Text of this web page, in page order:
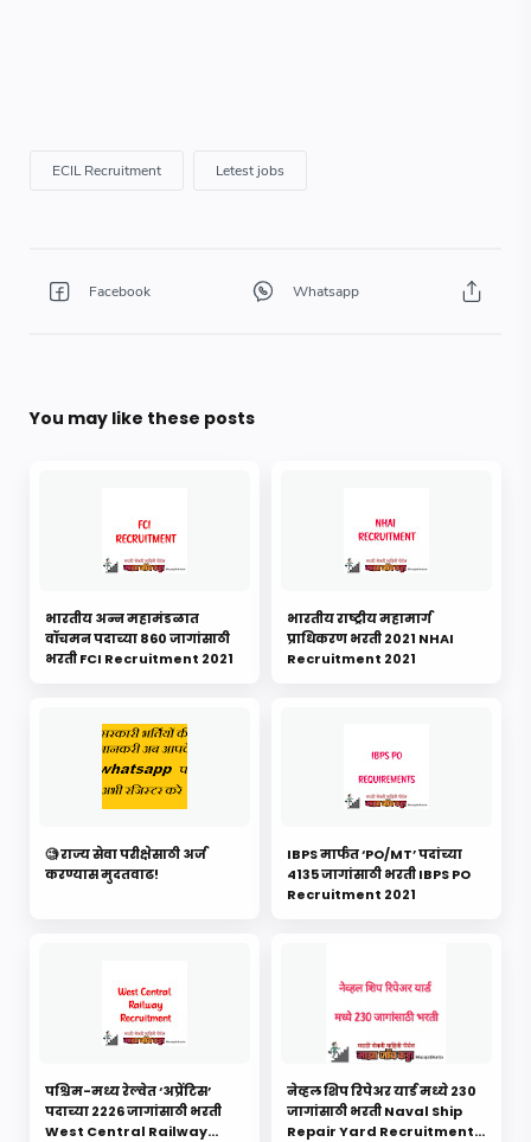
You may like these posts
भारतीय अन्न महामंडळात
वॉचमन पदाच्या 860 जागांसाठी
भरती FCI Recruitment 2021
भारतीय राष्ट्रीय महामार्ग
प्राधिकरण भरती 2021 NHAI
Recruitment 2021
🧐 राज्य सेवा परीक्षेसाठी अर्ज
करण्यास मुदतवाढ!
IBPS मार्फत ‘PO/MT’ पदांच्या
4135 जागांसाठी भरती IBPS PO
Recruitment 2021
पश्चिम-मध्य रेल्वेत ‘अप्रेंटिस’
पदाच्या 2226 जागांसाठी भरती
West Central Railway
नेव्हल शिप रिपेअर यार्ड मध्ये 230
जागांसाठी भरती Naval Ship
Repair Yard Recruitment